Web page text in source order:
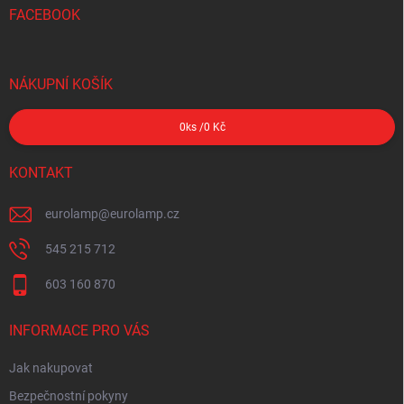
FACEBOOK
NÁKUPNÍ KOŠÍK
0 ks /0 Kč
KONTAKT
eurolamp@eurolamp.cz
545 215 712
603 160 870
INFORMACE PRO VÁS
Jak nakupovat
Bezpečnostní pokyny